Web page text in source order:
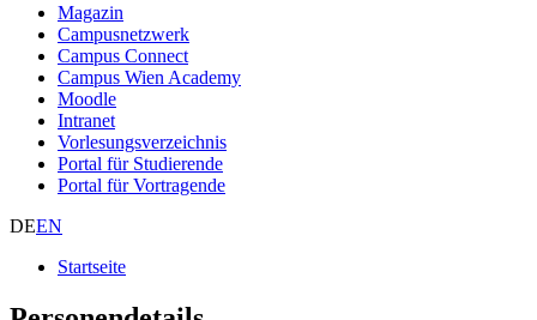
Magazin
Campusnetzwerk
Campus Connect
Campus Wien Academy
Moodle
Intranet
Vorlesungsverzeichnis
Portal für Studierende
Portal für Vortragende
DEEN
Startseite